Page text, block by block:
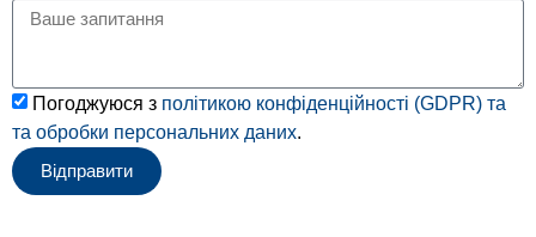
Погоджуюся з політикою конфіденційності (GDPR) та
та обробки персональних даних.
Відправити